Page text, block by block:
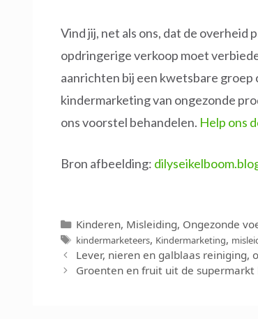
Vind jij, net als ons, dat de overheid
opdringerige verkoop moet
aanrichten bij een kwetsbare
kindermarketing van ongezonde
ons voorstel behandelen. Help ons
Bron afbeelding:
Categorieën
Kinderen, Misleiding, Ongezonde
Tags
kindermarketeers, Kindermarketing,
Lever, nieren en galblaas reiniging,
Groenten en fruit uit de